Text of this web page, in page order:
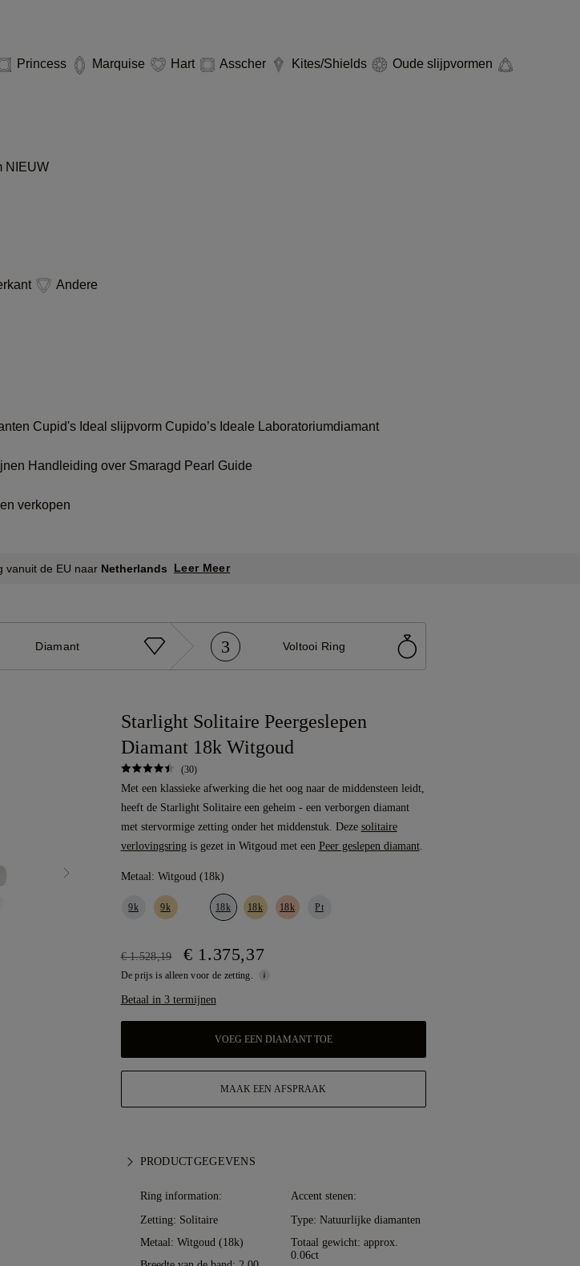
Princess Marquise Hart Asscher Kites/Shields
Oude slijpvormen
NIEUW
Andere
Cupid's Ideal slijpvorm Cupido’s Ideale Laboratoriumdiamant
Handleiding over Smaragd Pearl Guide
verkopen
vanuit de EU naar Netherlands Leer Meer
Diamant 3 Voltooi Ring
Starlight Solitaire Peergeslepen
Diamant 18k Witgoud
(30)
Met een klassieke afwerking die het oog naar de middensteen leidt,
heeft de Starlight Solitaire een geheim - een verborgen diamant
met stervormige zetting onder het middenstuk. Deze solitaire
verlovingsring is gezet in Witgoud met een Peer geslepen diamant.
Metaal: Witgoud (18k)
9k 9k 18k 18k 18k Pt
€ 1.528,19 € 1.375,37
De prijs is alleen voor de zetting.
Betaal in 3 termijnen
VOEG EEN DIAMANT TOE
MAAK EEN AFSPRAAK
PRODUCTGEGEVENS
Ring information:
Zetting: Solitaire
Metaal: Witgoud (18k)
Accent stenen:
Type: Natuurlijke diamanten
Totaal gewicht: approx.
0.06ct